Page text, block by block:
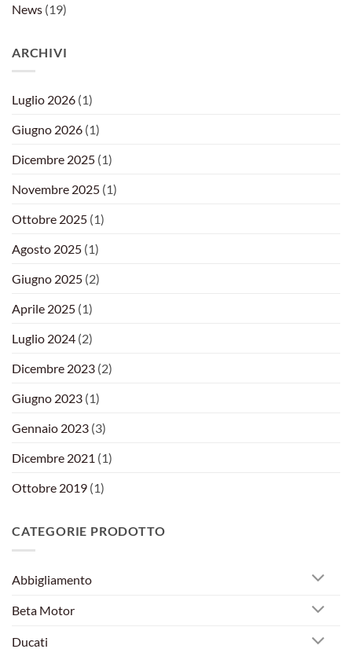
News (19)
ARCHIVI
Luglio 2026 (1)
Giugno 2026 (1)
Dicembre 2025 (1)
Novembre 2025 (1)
Ottobre 2025 (1)
Agosto 2025 (1)
Giugno 2025 (2)
Aprile 2025 (1)
Luglio 2024 (2)
Dicembre 2023 (2)
Giugno 2023 (1)
Gennaio 2023 (3)
Dicembre 2021 (1)
Ottobre 2019 (1)
CATEGORIE PRODOTTO
Abbigliamento
Beta Motor
Ducati